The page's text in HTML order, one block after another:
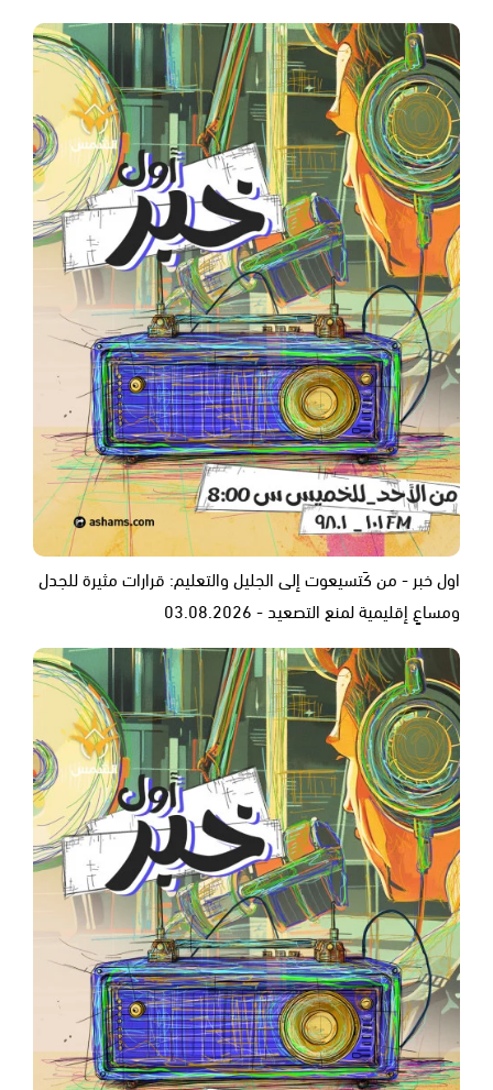
اول خبر - من كَتسيعوت إلى الجليل والتعليم: قرارات مثيرة للجدل
ومساعٍ إقليمية لمنع التصعيد - 03.08.2026